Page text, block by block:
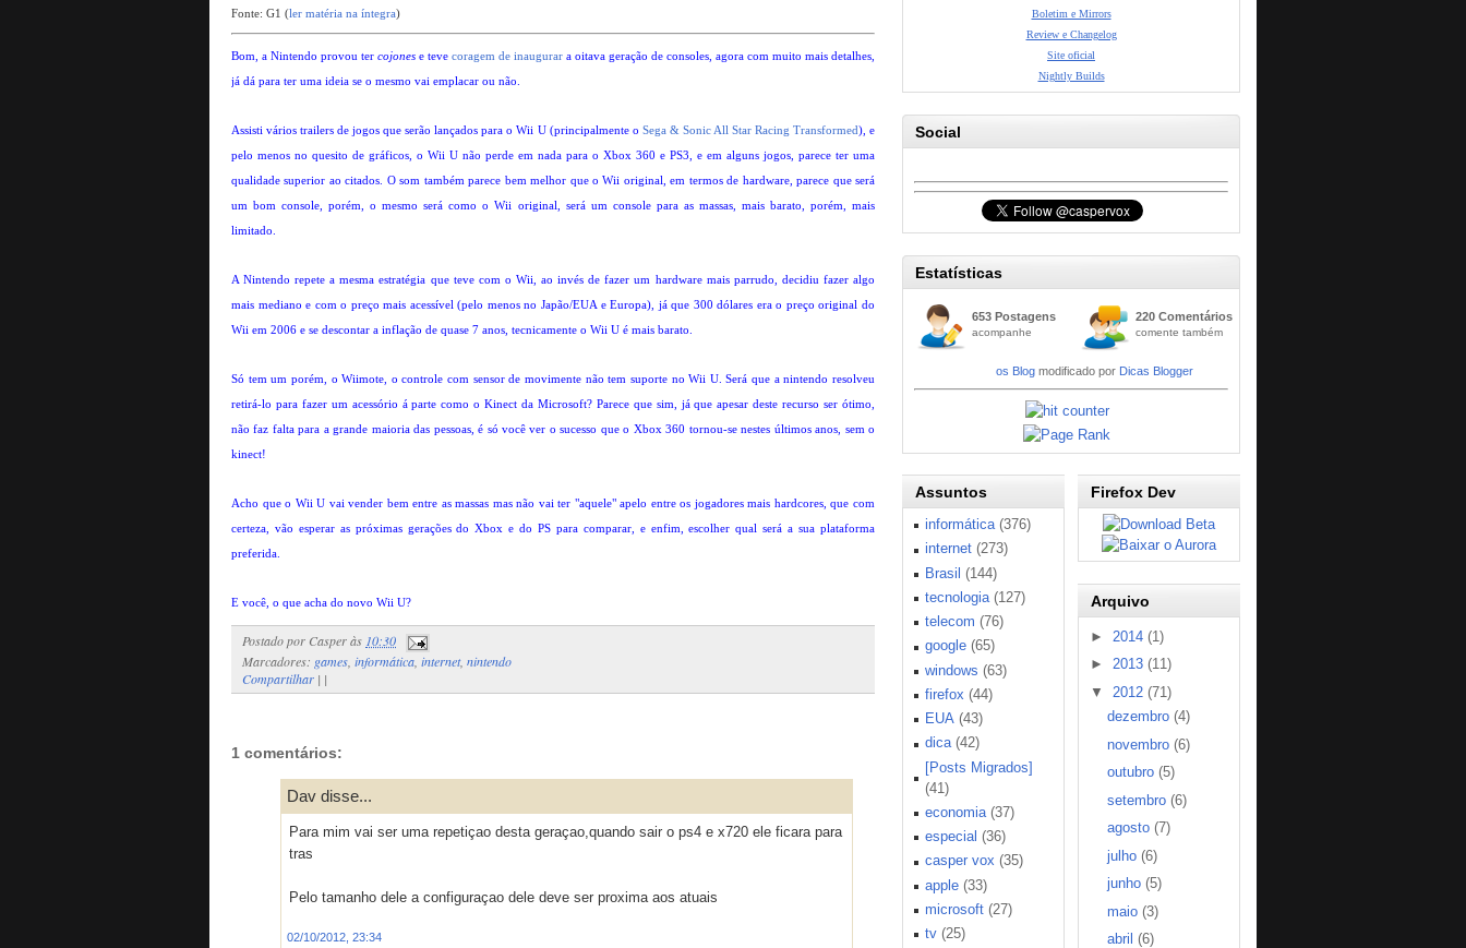
Fonte: G1 (ler matéria na íntegra)
Bom, a Nintendo provou ter cojones e teve coragem de inaugurar a oitava geração de consoles, agora com muito mais detalhes,
já dá para ter uma ideia se o mesmo vai emplacar ou não.
Assisti vários trailers de jogos que serão lançados para o Wii U (principalmente o Sega & Sonic All Star Racing Transformed), e
pelo menos no quesito de gráficos, o Wii U não perde em nada para o Xbox 360 e PS3, e em alguns jogos, parece ter uma
qualidade superior ao citados. O som também parece bem melhor que o Wii original, em termos de hardware, parece que será
um bom console, porém, o mesmo será como o Wii original, será um console para as massas, mais barato, porém, mais
limitado.
A Nintendo repete a mesma estratégia que teve com o Wii, ao invés de fazer um hardware mais parrudo, decidiu fazer algo
mais mediano e com o preço mais acessível (pelo menos no Japão/EUA e Europa), já que 300 dólares era o preço original do
Wii em 2006 e se descontar a inflação de quase 7 anos, tecnicamente o Wii U é mais barato.
Só tem um porém, o Wiimote, o controle com sensor de movimente não tem suporte no Wii U. Será que a nintendo resolveu
retirá-lo para fazer um acessório á parte como o Kinect da Microsoft? Parece que sim, já que apesar deste recurso ser ótimo,
não faz falta para a grande maioria das pessoas, é só você ver o sucesso que o Xbox 360 tornou-se nestes últimos anos, sem o
kinect!
Acho que o Wii U vai vender bem entre as massas mas não vai ter "aquele" apelo entre os jogadores mais hardcores, que com
certeza, vão esperar as próximas gerações do Xbox e do PS para comparar, e enfim, escolher qual será a sua plataforma
preferida.
E você, o que acha do novo Wii U?
Postado por Casperàs 10:30
Marcadores: games informática internet, nintendo
Compartilhar | |
1 comentários:
Dav disse...
Para mim vai ser uma repetiçao desta geraçao,quando sair o ps4 e x720 ele ficara para
tras
Pelo tamanho dele a configuraçao dele deve ser proxima aos atuais
02/10/2012, 23:34
Boletim e Mirrors
Review e Changelog
Site oficial
Nightly Builds
Social
Estatísticas
653 Postagens
acompanhe
220 Comentários
comente também
os Blogmodificado por Dicas Blogger
Assuntos
informática (376)
internet (273)
Brasil (144)
tecnologia (127)
telecom (76)
google (65)
windows (63)
firefox (44)
EUA (43)
dica (42)
[Posts Migrados]
(41)
economia (37)
especial (36)
casper vox (35)
apple (33)
microsoft (27)
tv (25)
Firefox Dev
Arquivo
► 2014(1)
►2013(11)
▼
2012(71)
dezembro (4)
novembro (6)
outubro (5)
setembro (6)
agosto (7)
julho (6)
junho (5)
maio (3)
abril (6)